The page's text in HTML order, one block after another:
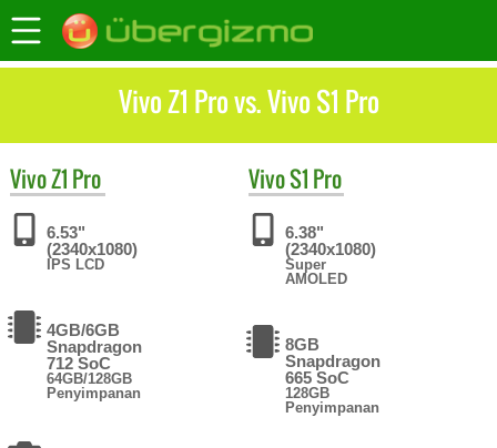
Vivo Z1 Pro vs. Vivo S1 Pro
VivoZ1 Pro
6.53"
(2340x1080)
IPS LCD
4GB/6GB
Snapdragon
712 SoC
64GB/128GB
Penyimpanan
VivoS1 Pro
6.38"
(2340x1080)
Super
AMOLED
8GB
Snapdragon
665 SoC
128GB
Penyimpanan